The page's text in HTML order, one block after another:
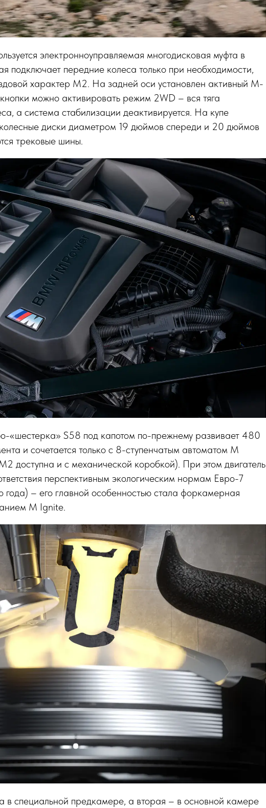
электронноуправляемая многодисковая муфта в
подключает передние колеса только при необходимости,
характер M2. На задней оси установлен активный M-
можно активировать режим 2WD – вся тяга
а система стабилизации деактивируется. На купе
диски диаметром 19 дюймов спереди и 20 дюймов
трековые шины.
«шестерка» S58 под капотом по-прежнему развивает 480
и сочетается только с 8-ступенчатым автоматом M
доступна и с механической коробкой). При этом двигатель
перспективным экологическим нормам Евро-7
года) – его главной особенностью стала форкамерная
M Ignite.
в специальной предкамере, а вторая – в основной камере